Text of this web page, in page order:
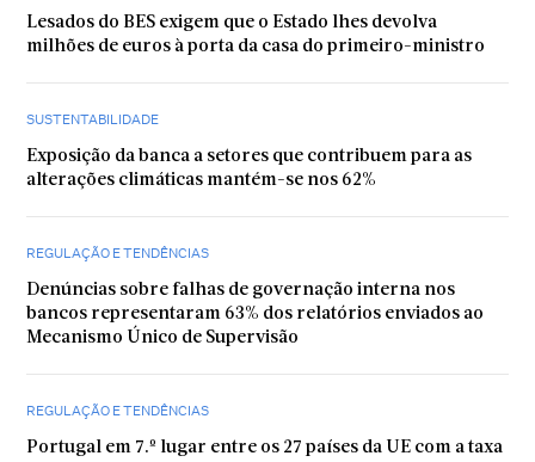
Lesados do BES exigem que o Estado lhes devolva
milhões de euros à porta da casa do primeiro-ministro
SUSTENTABILIDADE
Exposição da banca a setores que contribuem para as
alterações climáticas mantém-se nos 62%
REGULAÇÃO E TENDÊNCIAS
Denúncias sobre falhas de governação interna nos
bancos representaram 63% dos relatórios enviados ao
Mecanismo Único de Supervisão
REGULAÇÃO E TENDÊNCIAS
Portugal em 7.º lugar entre os 27 países da UE com a taxa